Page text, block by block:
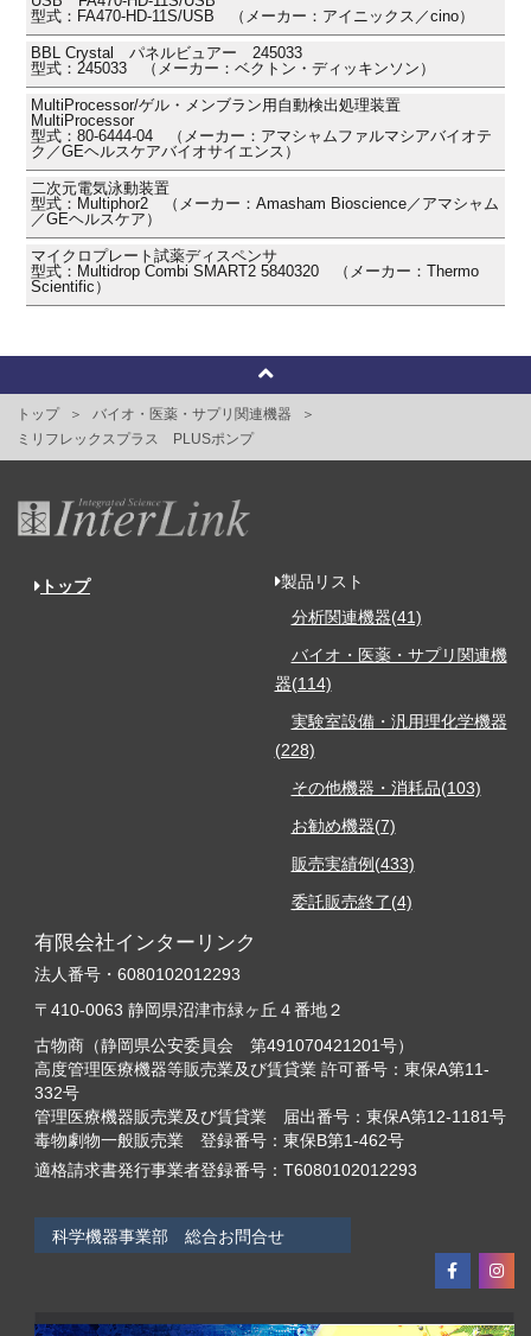
型式：FA470-HD-11S/USB （メーカー：アイニックス／cino）
BBL Crystal パネルビュアー 245033
型式：245033 （メーカー：ベクトン・ディッキンソン）
MultiProcessor/ゲル・メンブラン用自動検出処理装置
MultiProcessor
型式：80-6444-04 （メーカー：アマシャムファルマシアバイオテ
ク／GEヘルスケアバイオサイエンス）
二次元電気泳動装置
型式：Multiphor2 （メーカー：Amasham Bioscience／アマシャム
／GEヘルスケア）
マイクロプレート試薬ディスペンサ
型式：Multidrop Combi SMART2 5840320 （メーカー：Thermo
Scientific）
トップ
バイオ・医薬・サプリ関連機器
ミリフレックスプラス PLUSポンプ
トップ
製品リスト
分析関連機器(41)
バイオ・医薬・サプリ関連機
器(114)
実験室設備・汎用理化学機器
(228)
その他機器・消耗品(103)
お勧め機器(7)
販売実績例(433)
委託販売終了(4)
有限会社インターリンク
法人番号・6080102012293
〒410-0063 静岡県沼津市緑ヶ丘４番地２
古物商（静岡県公安委員会 第491070421201号）
高度管理医療機器等販売業及び賃貸業 許可番号：東保A第11-
332号
管理医療機器販売業及び賃貸業 届出番号：東保A第12-1181号
毒物劇物一般販売業 登録番号：東保B第1-462号
適格請求書発行事業者登録番号：T6080102012293
科学機器事業部 総合お問合せ